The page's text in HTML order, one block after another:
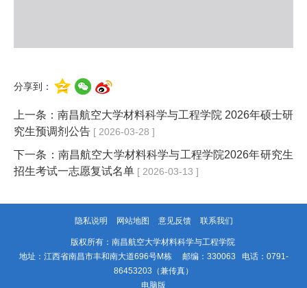
分享到：
上一条： 南昌航空大学材料科学与工程学院 2026年硕士研
究生预调剂公告 [ 2026-03-28 ]
下一条： 南昌航空大学材料科学与工程学院2026年研究生
招生考试一志愿复试名单 [ 2026-03-13 ]
隐私说明 网站地图 意见反馈 联系我们
版权所有：南昌航空大学材料科学与工程学院
地址：江西省南昌市丰和南大道696号M栋 邮编：330063 电话：0791-
86453203（兼传真）
电脑版